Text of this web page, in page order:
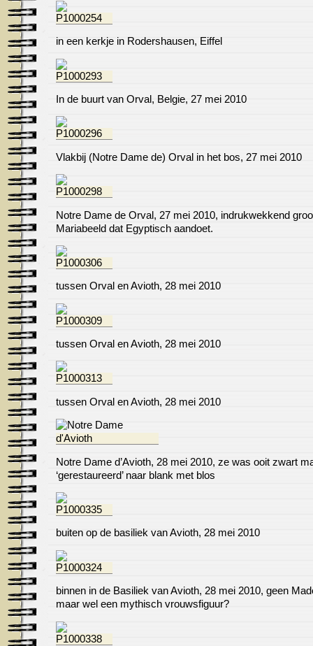
in een kerkje in Rodershausen, Eiffel
In de buurt van Orval, Belgie, 27 mei 2010
Vlakbij (Notre Dame de) Orval in het bos, 27 mei 2010
Notre Dame de Orval, 27 mei 2010, indrukwekkend
Mariabeeld dat Egyptisch aandoet.
tussen Orval en Avioth, 28 mei 2010
tussen Orval en Avioth, 28 mei 2010
tussen Orval en Avioth, 28 mei 2010
Notre Dame d’Avioth, 28 mei 2010, ze was ooit zwart
‘gerestaureerd’ naar blank met blos
buiten op de basiliek van Avioth, 28 mei 2010
binnen in de Basiliek van Avioth, 28 mei 2010, geen
maar wel een mythisch vrouwsfiguur?